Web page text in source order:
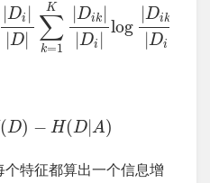
|Di |
|D|
K
∑
k=1
|Dik |
|Di |
log
|Dik
|Di
(D) − H(D|A)
特征都算出一个信息增